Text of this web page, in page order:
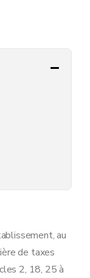
au
de taxes
2, 18, 25 à